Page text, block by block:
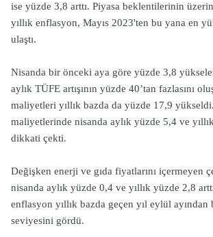
ise yüzde 3,8 arttı. Piyasa beklentilerinin
yıllık enflasyon, Mayıs 2023'ten bu yana en
ulaştı.
Nisanda bir önceki aya göre yüzde 3,8
aylık TÜFE artışının yüzde 40’tan fazlasını
maliyetleri yıllık bazda da yüzde 17,9
maliyetlerinde nisanda aylık yüzde 5,4 ve
dikkati çekti.
Değişken enerji ve gıda fiyatlarını içermeyen
nisanda aylık yüzde 0,4 ve yıllık yüzde 2,8
enflasyon yıllık bazda geçen yıl eylül
seviyesini gördü.